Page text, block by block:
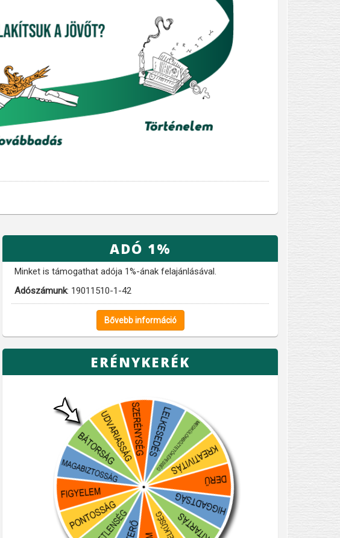
ADÓ 1%
Minket is támogathat adója 1%-ának felajánlásával.
Adószámunk: 19011510-1-42
Bővebb információ
ERÉNYKERÉK